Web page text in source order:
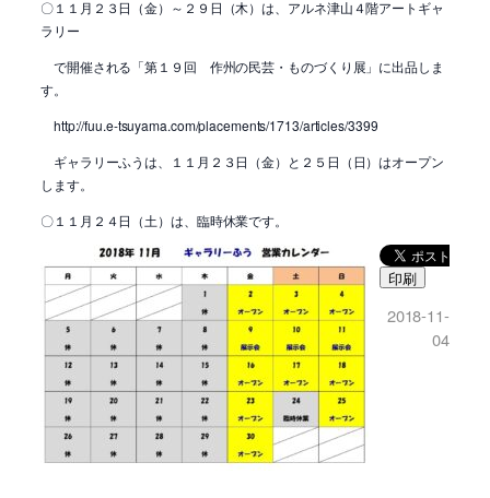
〇１１月２３日（金）～２９日（木）は、アルネ津山４階アートギャ
ラリー
で開催される「第１９回 作州の民芸・ものづくり展」に出品しま
す。
http://fuu.e-tsuyama.com/placements/1713/articles/3399
ギャラリーふうは、１１月２３日（金）と２５日（日）はオープン
します。
〇１１月２４日（土）は、臨時休業です。
印刷
2018-11-
04